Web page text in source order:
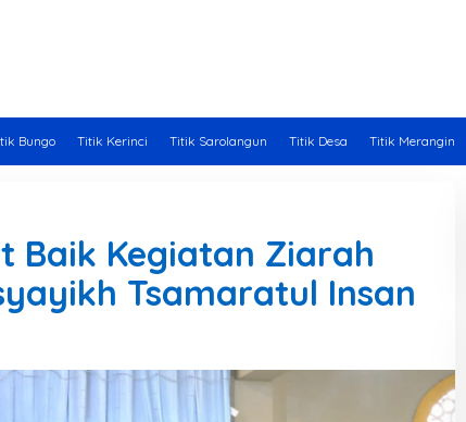
Bungo Titik Kerinci Titik Sarolangun Titik Desa Titik Merangin
Baik Kegiatan Ziarah
Tsamaratul Insan